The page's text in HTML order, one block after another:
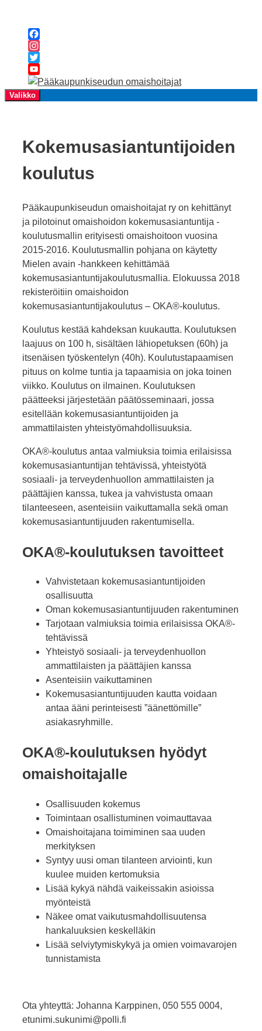
Facebook
Instagram
Twitter
YouTube
Channel
Valikko
Kokemusasiantuntijoiden
koulutus
Pääkaupunkiseudun omaishoitajat ry on kehittänyt
ja pilotoinut omaishoidon kokemusasiantuntija -
koulutusmallin erityisesti omaishoitoon vuosina
2015-2016. Koulutusmallin pohjana on käytetty
Mielen avain -hankkeen kehittämää
kokemusasiantuntijakoulutusmallia. Elokuussa 2018
rekisteröitiin omaishoidon
kokemusasiantuntijakoulutus – OKA®-koulutus.
Koulutus kestää kahdeksan kuukautta. Koulutuksen
laajuus on 100 h, sisältäen lähiopetuksen (60h) ja
itsenäisen työskentelyn (40h). Koulutustapaamisen
pituus on kolme tuntia ja tapaamisia on joka toinen
viikko. Koulutus on ilmainen. Koulutuksen
päätteeksi järjestetään päätösseminaari, jossa
esitellään kokemusasiantuntijoiden ja
ammattilaisten yhteistyömahdollisuuksia.
OKA®-koulutus antaa valmiuksia toimia erilaisissa
kokemusasiantuntijan tehtävissä, yhteistyötä
sosiaali- ja terveydenhuollon ammattilaisten ja
päättäjien kanssa, tukea ja vahvistusta omaan
tilanteeseen, asenteisiin vaikuttamalla sekä oman
kokemusasiantuntijuuden rakentumisella.
OKA®-koulutuksen tavoitteet
Vahvistetaan kokemusasiantuntijoiden
osallisuutta
Oman kokemusasiantuntijuuden rakentuminen
Tarjotaan valmiuksia toimia erilaisissa OKA®-
tehtävissä
Yhteistyö sosiaali- ja terveydenhuollon
ammattilaisten ja päättäjien kanssa
Asenteisiin vaikuttaminen
Kokemusasiantuntijuuden kautta voidaan
antaa ääni perinteisesti ”äänettömille”
asiakasryhmille.
OKA®-koulutuksen hyödyt
omaishoitajalle
Osallisuuden kokemus
Toimintaan osallistuminen voimauttavaa
Omaishoitajana toimiminen saa uuden
merkityksen
Syntyy uusi oman tilanteen arviointi, kun
kuulee muiden kertomuksia
Lisää kykyä nähdä vaikeissakin asioissa
myönteistä
Näkee omat vaikutusmahdollisuutensa
hankaluuksien keskelläkin
Lisää selviytymiskykyä ja omien voimavarojen
tunnistamista
Ota yhteyttä: Johanna Karppinen, 050 555 0004,
etunimi.sukunimi@polli.fi